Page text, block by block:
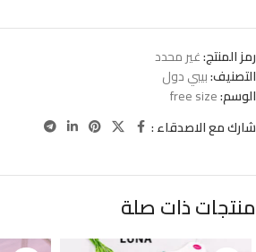
رمز المنتج:غير محدد
التصنيف:بيبي دول
الوسم:free size
شارك مع الاصدقاء :
منتجات ذات صلة